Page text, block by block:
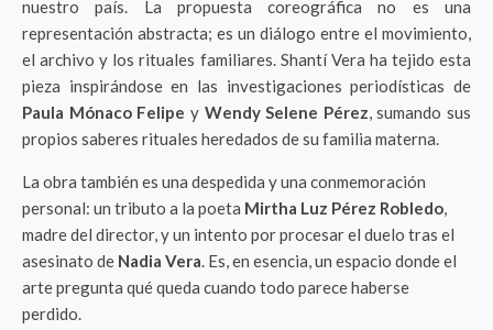
nuestro país. La propuesta coreográfica no es una
representación abstracta; es un diálogo entre el movimiento,
el archivo y los rituales familiares. Shantí Vera ha tejido esta
pieza inspirándose en las investigaciones periodísticas de
Paula Mónaco Felipe y Wendy Selene Pérez, sumando sus
propios saberes rituales heredados de su familia materna.
La obra también es una despedida y una conmemoración
personal: un tributo a la poeta Mirtha Luz Pérez Robledo,
madre del director, y un intento por procesar el duelo tras el
asesinato de Nadia Vera. Es, en esencia, un espacio donde el
arte pregunta qué queda cuando todo parece haberse
perdido.